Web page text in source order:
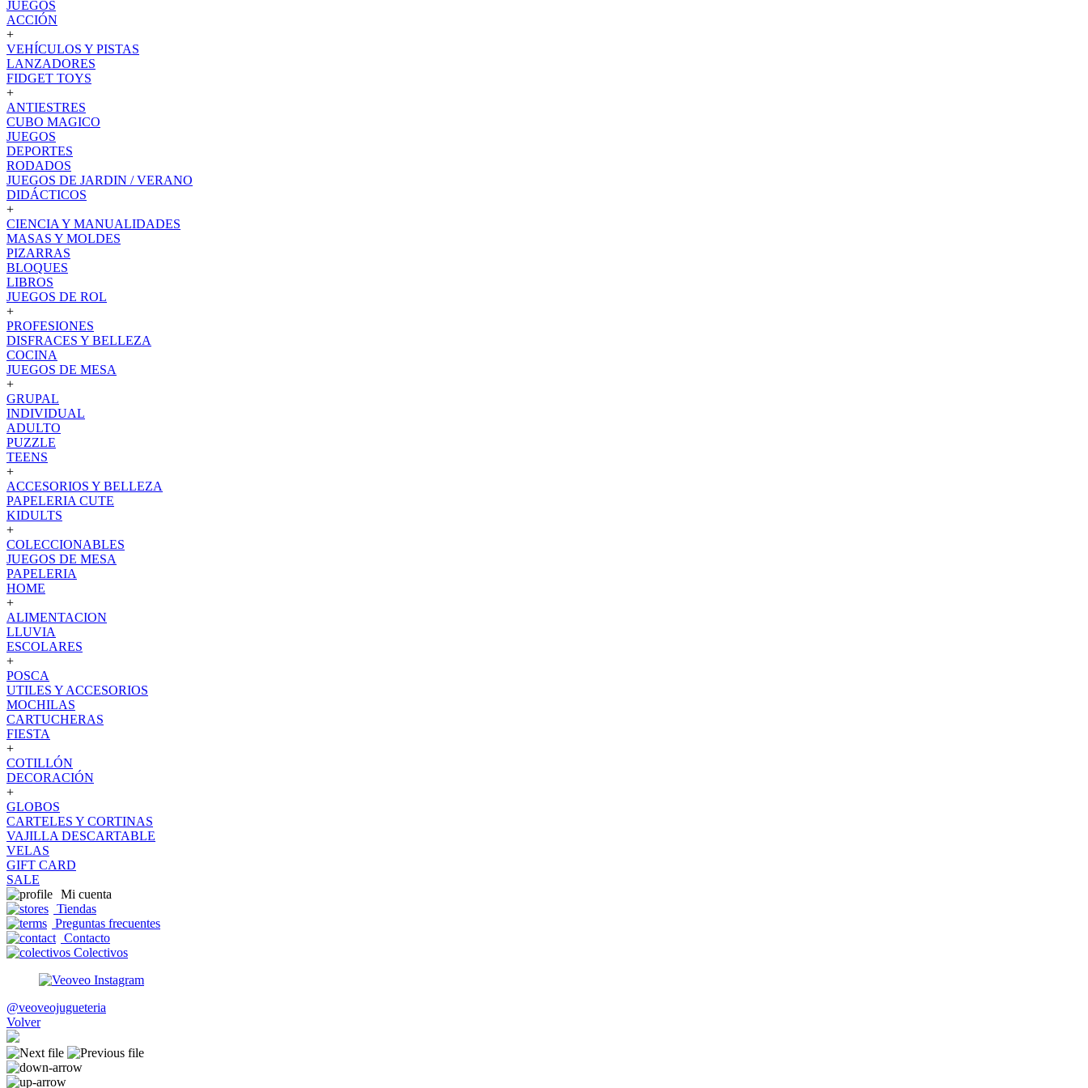
JUEGOS
ACCIÓN
+
VEHÍCULOS Y PISTAS
LANZADORES
FIDGET TOYS
+
ANTIESTRES
CUBO MAGICO
JUEGOS
DEPORTES
RODADOS
JUEGOS DE JARDIN / VERANO
DIDÁCTICOS
+
CIENCIA Y MANUALIDADES
MASAS Y MOLDES
PIZARRAS
BLOQUES
LIBROS
JUEGOS DE ROL
+
PROFESIONES
DISFRACES Y BELLEZA
COCINA
JUEGOS DE MESA
+
GRUPAL
INDIVIDUAL
ADULTO
PUZZLE
TEENS
+
ACCESORIOS Y BELLEZA
PAPELERIA CUTE
KIDULTS
+
COLECCIONABLES
JUEGOS DE MESA
PAPELERIA
HOME
+
ALIMENTACION
LLUVIA
ESCOLARES
+
POSCA
UTILES Y ACCESORIOS
MOCHILAS
CARTUCHERAS
FIESTA
+
COTILLÓN
DECORACIÓN
+
GLOBOS
CARTELES Y CORTINAS
VAJILLA DESCARTABLE
VELAS
GIFT CARD
SALE
Mi cuenta
Tiendas
Preguntas frecuentes
Contacto
Colectivos
@veoveojugueteria
Volver